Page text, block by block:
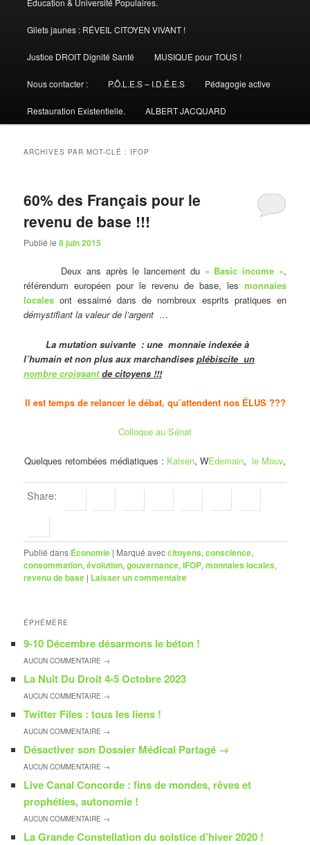
Gilets jaunes : RÉVEIL CITOYEN VIVANT !
Justice DROIT Dignité Santé MUSIQUE pour TOUS !
Nous contacter : P.Ô.L.E.S – I.D.É.E.S Pédagogie active
Restauration Existentielle. ALBERT JACQUARD
ARCHIVES PAR MOT-CLÉ : IFOP
60% des Français pour le
revenu de base !!!
Publié le8 juin 2015
Deux ans après le lancement du « Basic income »,
référendum européen pour le revenu de base, les monnaies
localesont essaimé dans de nombreux esprits pratiques en
démystifiant la valeur de l’argent …
La mutation suivante : une monnaie indexée à
l’humain et non plus aux marchandisesplébiscite un
nombre croissantde citoyens !!!
Il est temps de relancer le débat, qu’attendent nos ÉLUS ???
Colloque au Sénat
Quelques retombées médiatiques : Kaisen, WEdemain, le Mouv,
Share:
Publié dans Économie | Marqué aveccitoyens,conscience,
consommation,évolution,gouvernance,IFOP,monnaies locales,
revenu de base | Laisser un commentaire
ÉPHÉMÈRE
9-10 Décembre désarmons le béton !
AUCUNCOMMENTAIRE →
La Nuit Du Droit 4-5 Octobre 2023
AUCUNCOMMENTAIRE →
Twitter Files : tous les liens !
AUCUNCOMMENTAIRE →
Désactiver son Dossier Médical Partagé →
AUCUNCOMMENTAIRE →
Live Canal Concorde : fins de mondes, rêves et
prophéties, autonomie !
AUCUNCOMMENTAIRE →
La Grande Constellation du solstice d’hiver 2020 !